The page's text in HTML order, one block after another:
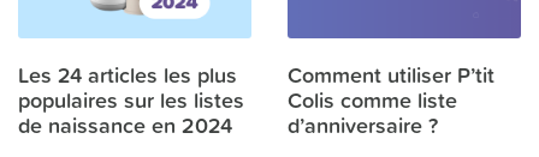
Les 24 articles les plus
populaires sur les listes
de naissance en 2024
Comment utiliser P’tit
Colis comme liste
d’anniversaire ?